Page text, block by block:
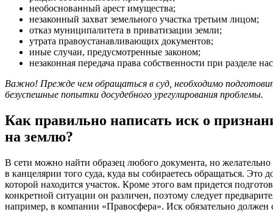
необоснованный арест имущества;
незаконный захват земельного участка третьим лицом;
отказ муниципалитета в приватизации земли;
утрата правоустанавливающих документов;
иные случаи, предусмотренные законом;
незаконная передача права собственности при разделе
Важно! Прежде чем обращаться в суд, необходимо
безуспешные попытки досудебного урегулирования проблемы.
Как правильно написать иск о
на землю?
В сети можно найти образец любого документа, но желательно
в канцелярии того суда, куда вы собираетесь обращаться. Это
которой находится участок. Кроме этого вам придется
конкретной ситуации он различен, поэтому следует
например, в компании «Правосфера». Иск обязательно должен